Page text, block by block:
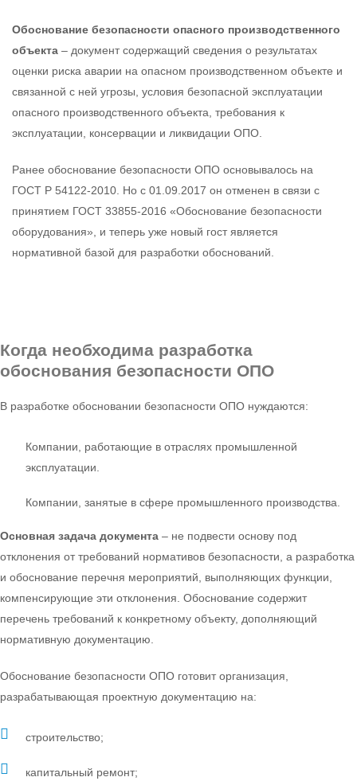
Обоснование безопасности опасного производственного
объекта – документ содержащий сведения о результатах
оценки риска аварии на опасном производственном объекте и
связанной с ней угрозы, условия безопасной эксплуатации
опасного производственного объекта, требования к
эксплуатации, консервации и ликвидации ОПО.
Ранее обоснование безопасности ОПО основывалось на
ГОСТ Р 54122-2010. Но с 01.09.2017 он отменен в связи с
принятием ГОСТ 33855-2016 «Обоснование безопасности
оборудования», и теперь уже новый гост является
нормативной базой для разработки обоснований.
Когда необходима разработка
обоснования безопасности ОПО
В разработке обосновании безопасности ОПО нуждаются:
Компании, работающие в отраслях промышленной
эксплуатации.
Компании, занятые в сфере промышленного производства.
Основная задача документа – не подвести основу под
отклонения от требований нормативов безопасности, а разработка
и обоснование перечня мероприятий, выполняющих функции,
компенсирующие эти отклонения. Обоснование содержит
перечень требований к конкретному объекту, дополняющий
нормативную документацию.
Обоснование безопасности ОПО готовит организация,
разрабатывающая проектную документацию на:
строительство;
капитальный ремонт;